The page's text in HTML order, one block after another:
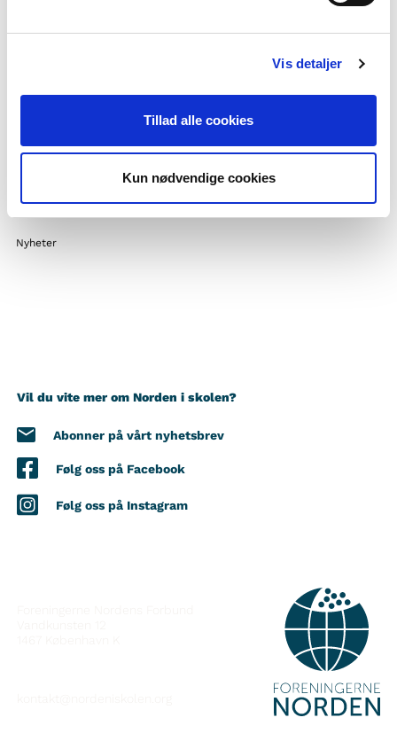
Vis detaljer
Tillad alle cookies
Kun nødvendige cookies
Andre prosjekter
Flere nordiske utdanningsaktører
Ha praksis hos oss
Privatlivspolitik og GDPR
Cookiepolitik
Nyheter
Vil du vite mer om Norden i skolen?
Abonner på vårt nyhetsbrev
Følg oss på Facebook
Følg oss på Instagram